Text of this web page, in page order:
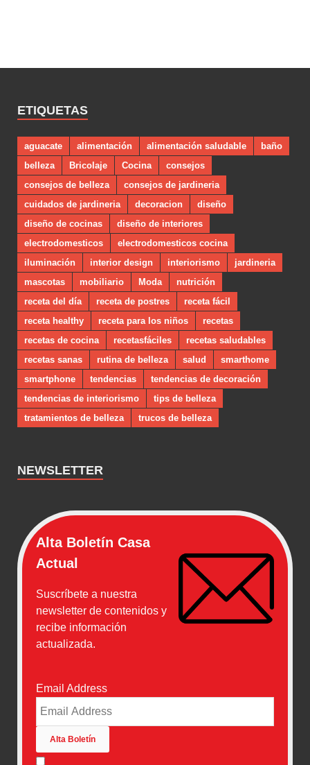
ETIQUETAS
aguacate alimentación alimentación saludable
baño
belleza
Bricolaje Cocina
consejos
consejos de belleza
consejos de jardineria
cuidados de jardineria
decoracion
diseño
diseño de cocinas
diseño de interiores
electrodomesticos
electrodomesticos cocina
iluminación
interior design interiorismo
jardineria
mascotas
mobiliario Moda
nutrición
receta del día
receta de postres
receta fácil
receta healthy
receta para los niños
recetas
recetas de cocina
recetasfáciles
recetas saludables
recetas sanas
rutina de belleza salud
smarthome
smartphone
tendencias
tendencias de decoración
tendencias de interiorismo
tips de belleza
tratamientos de belleza
trucos de belleza
NEWSLETTER
Alta Boletín Casa
Actual
Suscríbete a nuestra
newsletter de contenidos y
recibe información
actualizada.
Email Address